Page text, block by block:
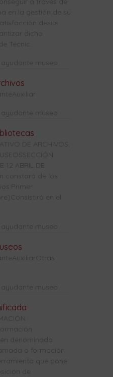
en la gestión de su
desus
dicho
Técnic...
ayudante museo
ayudante museo
DE ARCHIVOS,
12 ABRIL DE
constará de los
en el
ayudante museo
ayudante museo
denominada
o formación
que pone
de